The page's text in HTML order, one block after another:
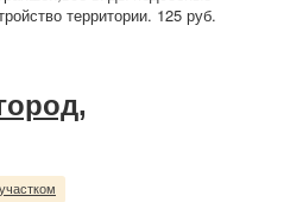
территории. 125 руб.